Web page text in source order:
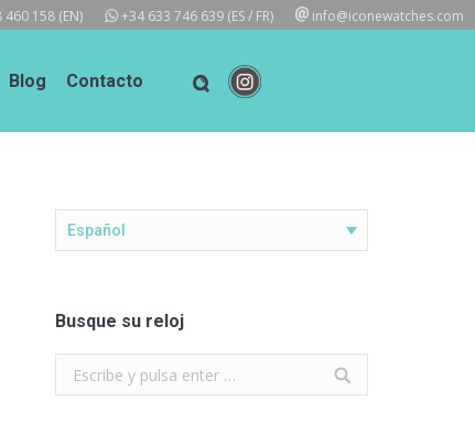
info@iconewatches.com
+34 633 746 639 (ES / FR)
460 158 (EN)
Blog Contacto
Español
Busque su reloj
Search: